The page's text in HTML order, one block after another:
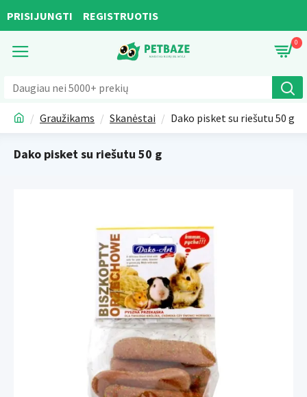
PRISIJUNGTI REGISTRUOTIS
0
Graužikams Skanėstai Dako pisket su riešutu 50 g
Dako pisket su riešutu 50 g